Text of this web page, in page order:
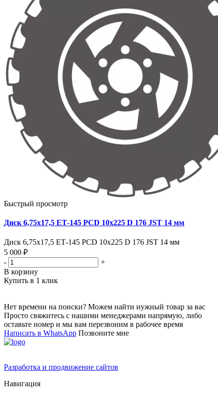
Быстрый просмотр
Диск 6,75х17,5 ЕТ-145 PCD 10x225 D 176 JST 14 мм
Диск 6,75х17,5 ЕТ-145 PCD 10x225 D 176 JST 14 мм
5 000 ₽
-
+
В корзину
Купить в 1 клик
Нет времени на поиски? Можем найти нужный товар за вас
Просто свяжитесь с нашими менеджерами напрямую, либо
оставьте номер и мы вам перезвоним в рабочее время
Написать в WhatsApp Позвоните мне
Разработка и продвижение сайтов
Навигация